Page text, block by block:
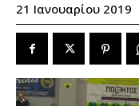
21 Ιανουαρίου 2019